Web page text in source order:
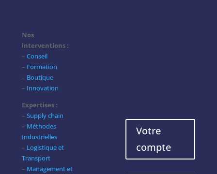
Nos
interventions :
– Conseil
– Formation
– Boutique
– Innovation
Expertises :
– Supply chain
– Méthodes
Industrielles
– Logistique et
Transport
– Management et
Votre
compte